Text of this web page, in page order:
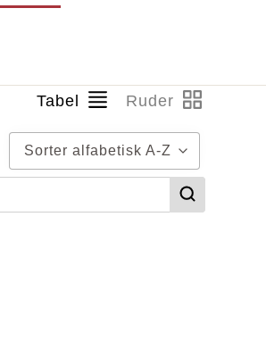
Tabel Ruder
Sorter alfabetisk A-Z